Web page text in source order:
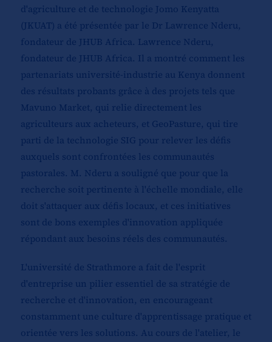
d'agriculture et de technologie Jomo Kenyatta
(JKUAT) a été présentée par le Dr Lawrence Nderu,
fondateur de JHUB Africa. Lawrence Nderu,
fondateur de JHUB Africa. Il a montré comment les
partenariats université-industrie au Kenya donnent
des résultats probants grâce à des projets tels que
Mavuno Market, qui relie directement les
agriculteurs aux acheteurs, et GeoPasture, qui tire
parti de la technologie SIG pour relever les défis
auxquels sont confrontées les communautés
pastorales. M. Nderu a souligné que pour que la
recherche soit pertinente à l'échelle mondiale, elle
doit s'attaquer aux défis locaux, et ces initiatives
sont de bons exemples d'innovation appliquée
répondant aux besoins réels des communautés.
L'université de Strathmore a fait de l'esprit
d'entreprise un pilier essentiel de sa stratégie de
recherche et d'innovation, en encourageant
constamment une culture d'apprentissage pratique et
orientée vers les solutions. Au cours de l'atelier, le